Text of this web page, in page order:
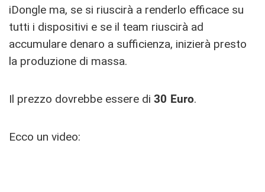
iDongle ma, se si riuscirà a renderlo efficace su
tutti i dispositivi e se il team riuscirà ad
accumulare denaro a sufficienza, inizierà presto
la produzione di massa.
Il prezzo dovrebbe essere di 30 Euro.
Ecco un video: